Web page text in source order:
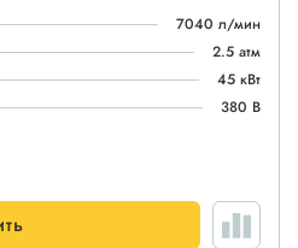
7040 л/мин
2.5 атм
45 кВт
380 В